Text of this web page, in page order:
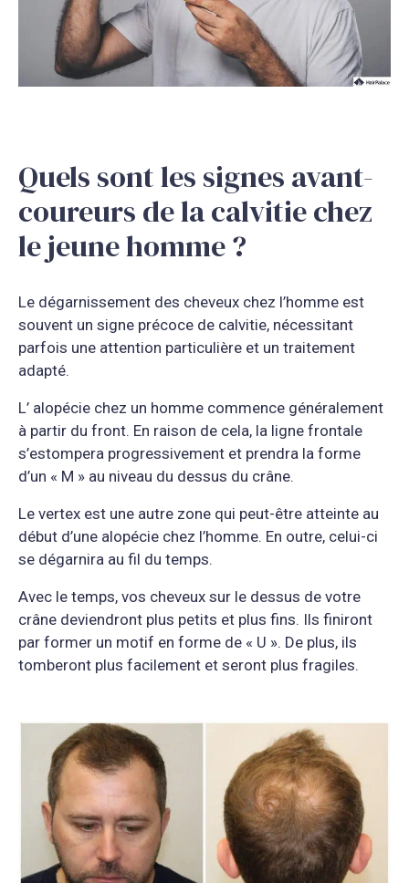
Quels sont les signes avant-
coureurs de la calvitie chez
le jeune homme ?
Le dégarnissement des cheveux chez l’homme est
souvent un signe précoce de calvitie, nécessitant
parfois une attention particulière et un traitement
adapté.
L’ alopécie chez un homme commence généralement
à partir du front. En raison de cela, la ligne frontale
s’estompera progressivement et prendra la forme
d’un « M » au niveau du dessus du crâne.
Le vertex est une autre zone qui peut-être atteinte au
début d’une alopécie chez l’homme. En outre, celui-ci
se dégarnira au fil du temps.
Avec le temps, vos cheveux sur le dessus de votre
crâne deviendront plus petits et plus fins. Ils finiront
par former un motif en forme de « U ». De plus, ils
tomberont plus facilement et seront plus fragiles.